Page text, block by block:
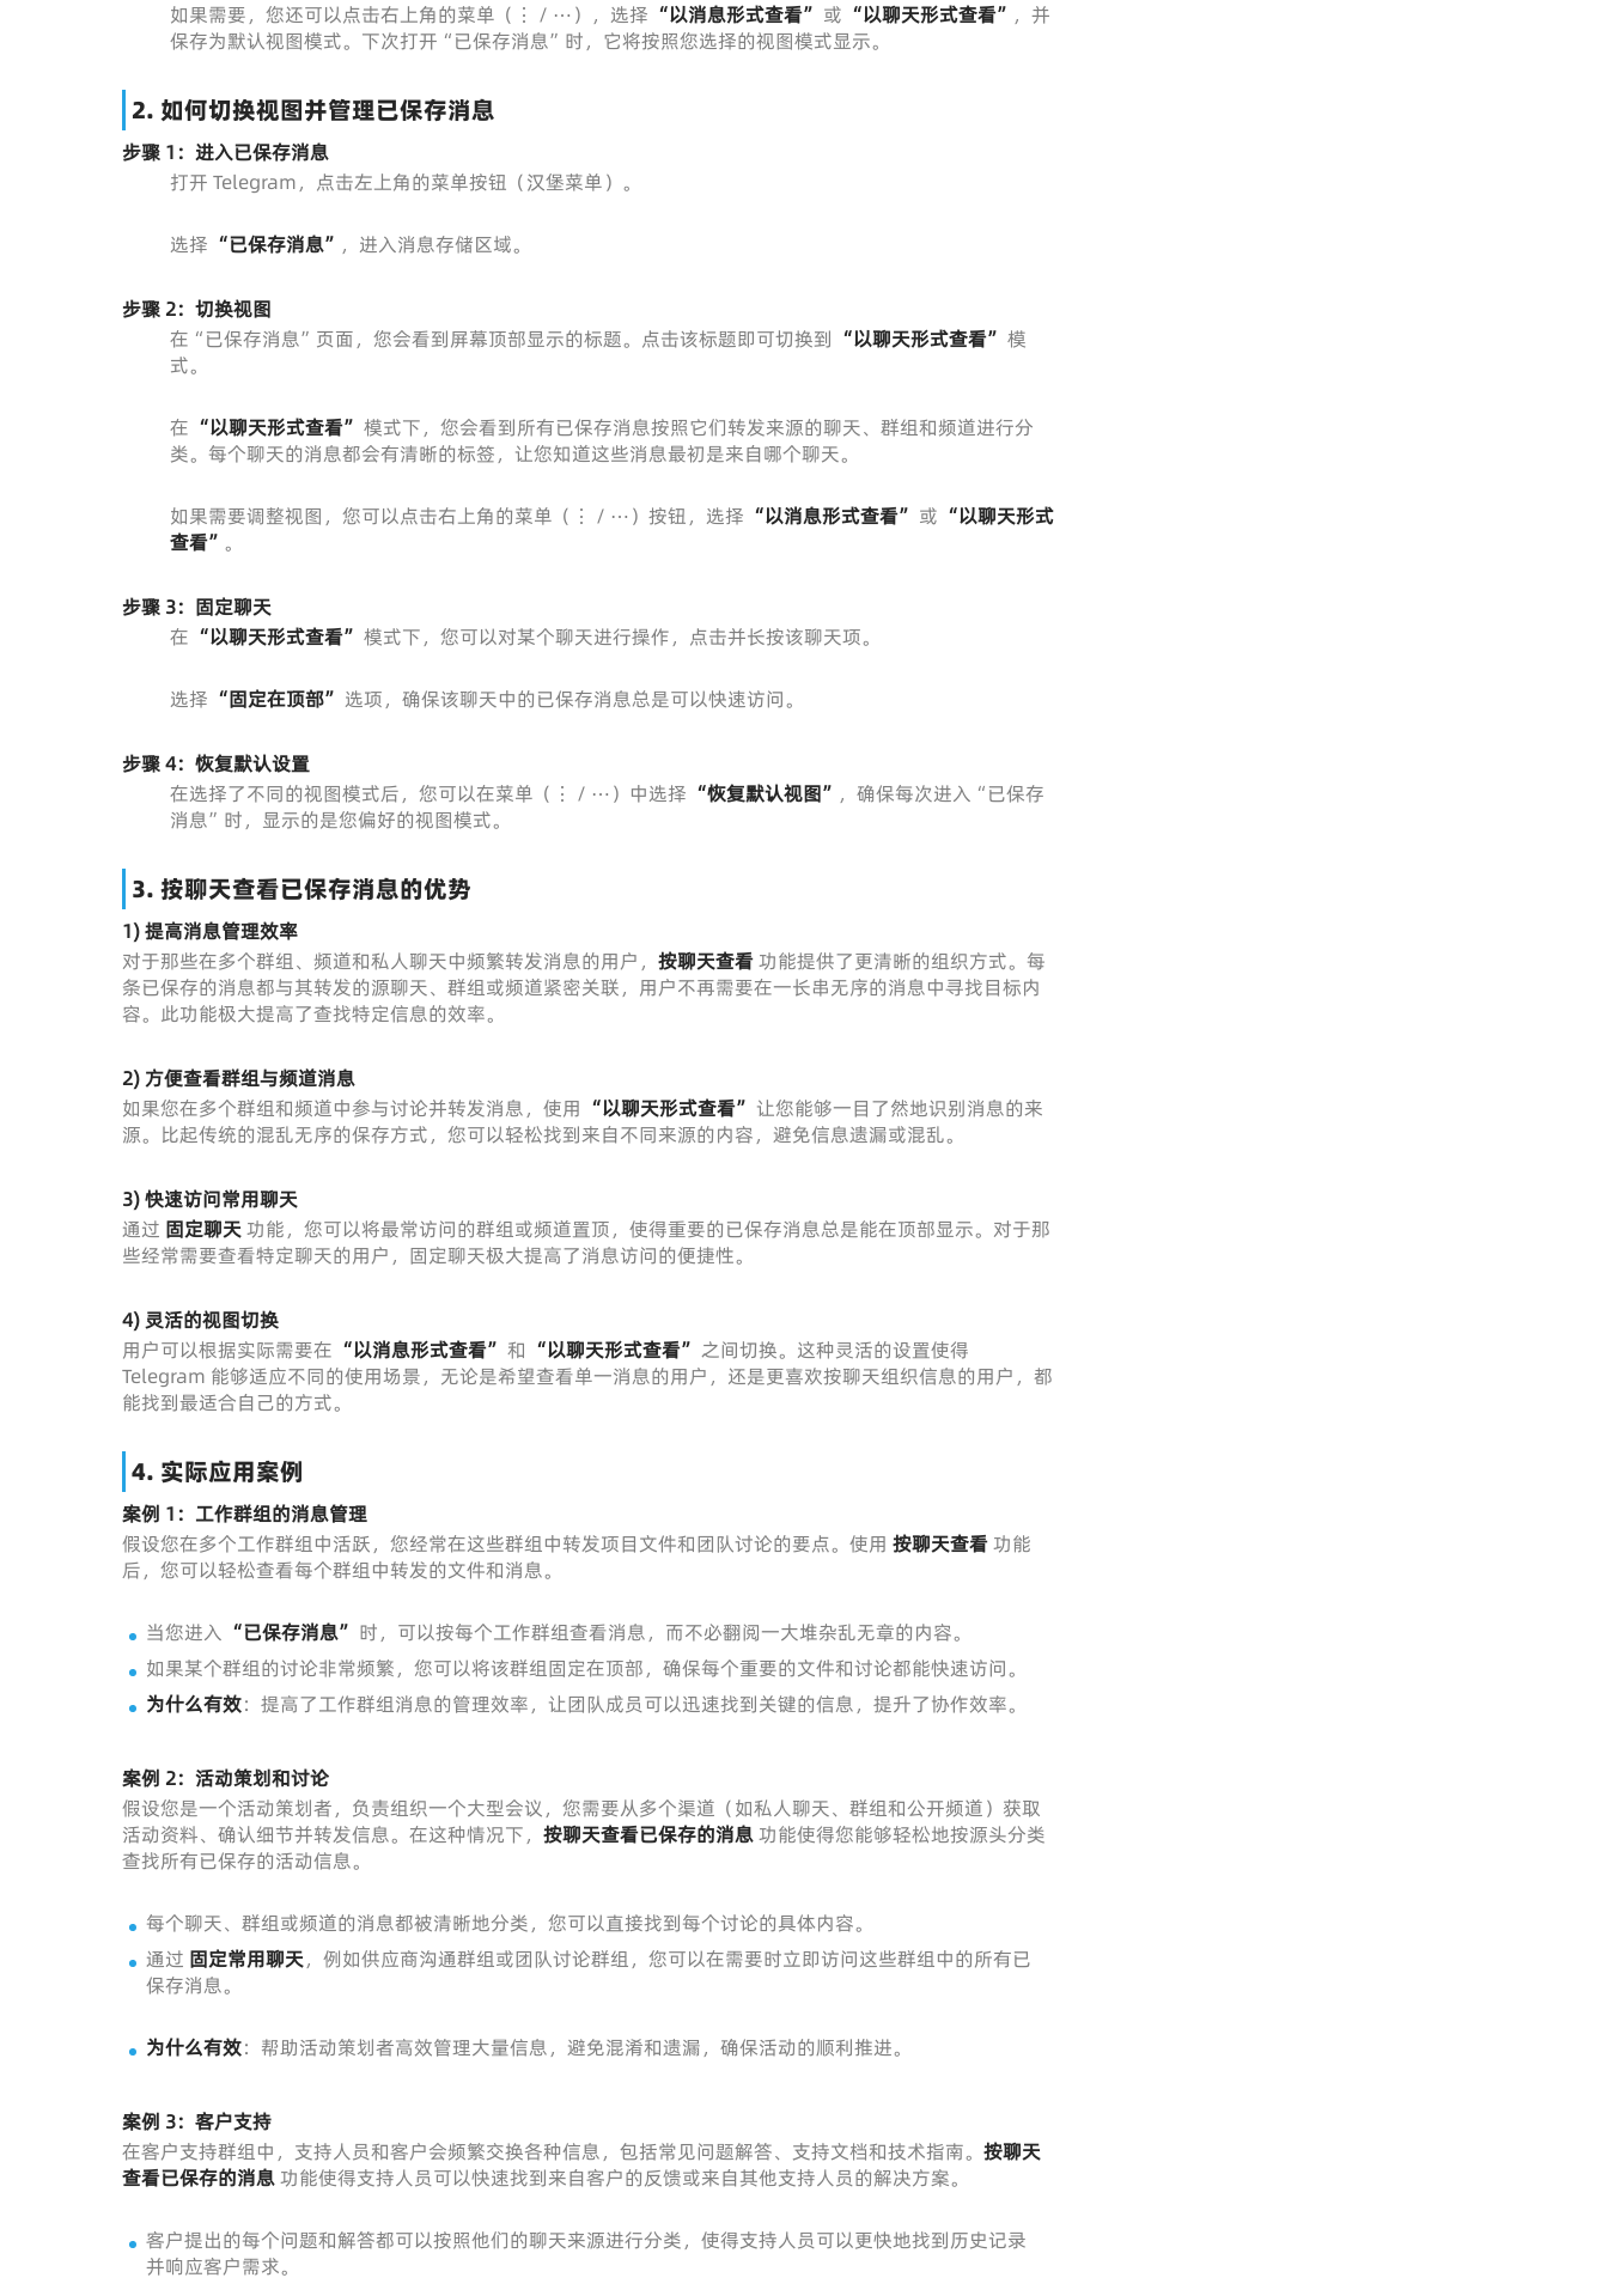
如果需要，您还可以点击右上角的菜单（⋮ / ⋯），选择 “以消息形式查看” 或 “以聊天形式查看” ，并
保存为默认视图模式。下次打开“已保存消息”时，它将按照您选择的视图模式显示。
2. 如何切换视图并管理已保存消息
步骤 1：进入已保存消息
打开 Telegram，点击左上角的菜单按钮（汉堡菜单）。
选择 “已保存消息” ，进入消息存储区域。
步骤 2：切换视图
在“已保存消息”页面，您会看到屏幕顶部显示的标题。点击该标题即可切换到 “以聊天形式查看” 模
式。
在 “以聊天形式查看” 模式下，您会看到所有已保存消息按照它们转发来源的聊天、群组和频道进行分
类。每个聊天的消息都会有清晰的标签，让您知道这些消息最初是来自哪个聊天。
如果需要调整视图，您可以点击右上角的菜单（⋮ / ⋯）按钮，选择 “以消息形式查看” 或 “以聊天形式
查看” 。
步骤 3：固定聊天
在 “以聊天形式查看” 模式下，您可以对某个聊天进行操作，点击并长按该聊天项。
选择 “固定在顶部” 选项，确保该聊天中的已保存消息总是可以快速访问。
步骤 4：恢复默认设置
在选择了不同的视图模式后，您可以在菜单（⋮ / ⋯）中选择 “恢复默认视图” ，确保每次进入“已保存
消息”时，显示的是您偏好的视图模式。
3. 按聊天查看已保存消息的优势
1) 提高消息管理效率
对于那些在多个群组、频道和私人聊天中频繁转发消息的用户， 按聊天查看功能提供了更清晰的组织方式。每
条已保存的消息都与其转发的源聊天、群组或频道紧密关联，用户不再需要在一长串无序的消息中寻找目标内
容。此功能极大提高了查找特定信息的效率。
2) 方便查看群组与频道消息
如果您在多个群组和频道中参与讨论并转发消息，使用 “以聊天形式查看” 让您能够一目了然地识别消息的来
源。比起传统的混乱无序的保存方式，您可以轻松找到来自不同来源的内容，避免信息遗漏或混乱。
3) 快速访问常用聊天
通过 固定聊天功能，您可以将最常访问的群组或频道置顶，使得重要的已保存消息总是能在顶部显示。对于那
些经常需要查看特定聊天的用户，固定聊天极大提高了消息访问的便捷性。
4) 灵活的视图切换
用户可以根据实际需要在 “以消息形式查看” 和 “以聊天形式查看” 之间切换。这种灵活的设置使得
Telegram 能够适应不同的使用场景，无论是希望查看单一消息的用户，还是更喜欢按聊天组织信息的用户，都
能找到最适合自己的方式。
4. 实际应用案例
案例 1：工作群组的消息管理
假设您在多个工作群组中活跃，您经常在这些群组中转发项目文件和团队讨论的要点。使用 按聊天查看功能
后，您可以轻松查看每个群组中转发的文件和消息。
当您进入 “已保存消息” 时，可以按每个工作群组查看消息，而不必翻阅一大堆杂乱无章的内容。
如果某个群组的讨论非常频繁，您可以将该群组固定在顶部，确保每个重要的文件和讨论都能快速访问。
为什么有效：提高了工作群组消息的管理效率，让团队成员可以迅速找到关键的信息，提升了协作效率。
案例 2：活动策划和讨论
假设您是一个活动策划者，负责组织一个大型会议，您需要从多个渠道（如私人聊天、群组和公开频道）获取
活动资料、确认细节并转发信息。在这种情况下， 按聊天查看已保存的消息功能使得您能够轻松地按源头分类
查找所有已保存的活动信息。
每个聊天、群组或频道的消息都被清晰地分类，您可以直接找到每个讨论的具体内容。
通过 固定常用聊天，例如供应商沟通群组或团队讨论群组，您可以在需要时立即访问这些群组中的所有已
保存消息。
为什么有效：帮助活动策划者高效管理大量信息，避免混淆和遗漏，确保活动的顺利推进。
案例 3：客户支持
在客户支持群组中，支持人员和客户会频繁交换各种信息，包括常见问题解答、支持文档和技术指南。 按聊天
查看已保存的消息功能使得支持人员可以快速找到来自客户的反馈或来自其他支持人员的解决方案。
客户提出的每个问题和解答都可以按照他们的聊天来源进行分类，使得支持人员可以更快地找到历史记录
并响应客户需求。